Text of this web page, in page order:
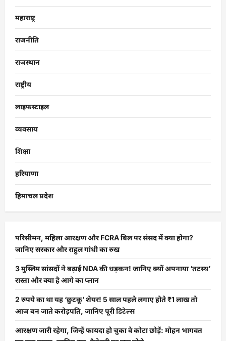
महाराष्ट्र
राजनीति
राजस्थान
राष्ट्रीय
लाइफस्टाइल
व्यवसाय
शिक्षा
हरियाणा
हिमाचल प्रदेश
परिसीमन, महिला आरक्षण और FCRA बिल पर संसद में क्या होगा?
जानिए सरकार और राहुल गांधी का रुख
3 मुस्लिम सांसदों ने बढ़ाई NDA की धड़कन! जानिए क्यों अपनाया ‘तटस्थ’
रास्ता और क्या है आगे का प्लान
2 रुपये का था यह ‘छुटकू’ शेयर! 5 साल पहले लगाए होते ₹1 लाख तो
आज बन जाते करोड़पति, जानिए पूरी डिटेल्स
आरक्षण जारी रहेगा, जिन्हें फायदा हो चुका वे कोटा छोड़ें: मोहन भागवत